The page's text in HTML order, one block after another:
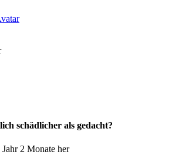
schädlicher als gedacht?
Jahr 2 Monate her